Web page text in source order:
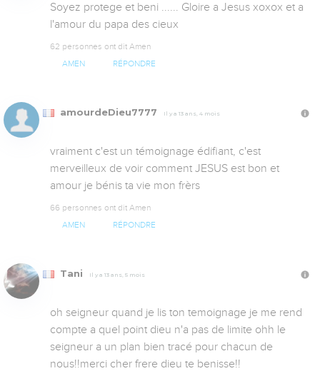
Soyez protege et beni ...... Gloire a Jesus xoxox et a
l'amour du papa des cieux
62 personnes ont dit Amen
AMEN RÉPONDRE
amourdeDieu7777 Il y a 13 ans, 4 mois
vraiment c'est un témoignage édifiant, c'est
merveilleux de voir comment JESUS est bon et
amour je bénis ta vie mon frèrs
66 personnes ont dit Amen
AMEN RÉPONDRE
Tani Il y a 13 ans, 5 mois
oh seigneur quand je lis ton temoignage je me rend
compte a quel point dieu n'a pas de limite ohh le
seigneur a un plan bien tracé pour chacun de
nous!!merci cher frere dieu te benisse!!